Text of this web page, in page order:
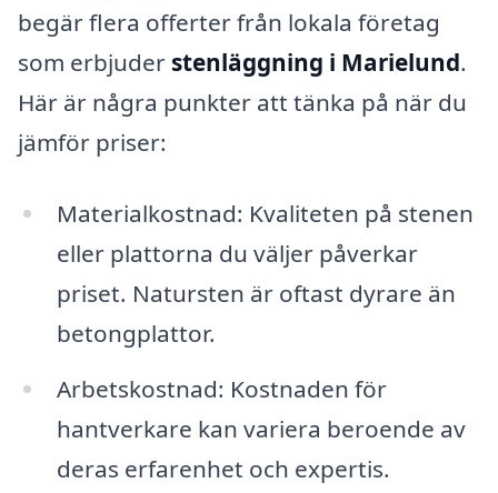
begär flera offerter från lokala företag
som erbjuder stenläggning i Marielund.
Här är några punkter att tänka på när du
jämför priser:
Materialkostnad: Kvaliteten på stenen
eller plattorna du väljer påverkar
priset. Natursten är oftast dyrare än
betongplattor.
Arbetskostnad: Kostnaden för
hantverkare kan variera beroende av
deras erfarenhet och expertis.